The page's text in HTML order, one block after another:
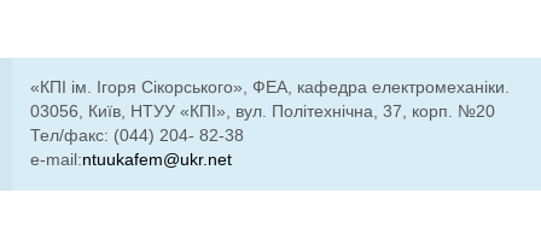
«КПІ ім. Ігоря Сікорського», ФЕА, кафедра електромеханіки.
03056, Київ, НТУУ «КПІ», вул. Політехнічна, 37, корп. №20
Тел/факс: (044) 204- 82-38
e-mail:ntuukafem@ukr.net